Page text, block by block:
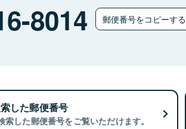
8014 郵便番号をコピーする
した郵便番号
索した郵便番号をご覧いただけます。